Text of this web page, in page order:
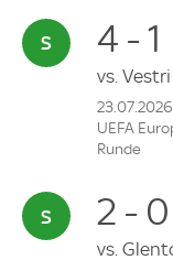
4 - 1
vs. Vestri
23.07.2026
UEFA
Runde
2 - 0
vs.